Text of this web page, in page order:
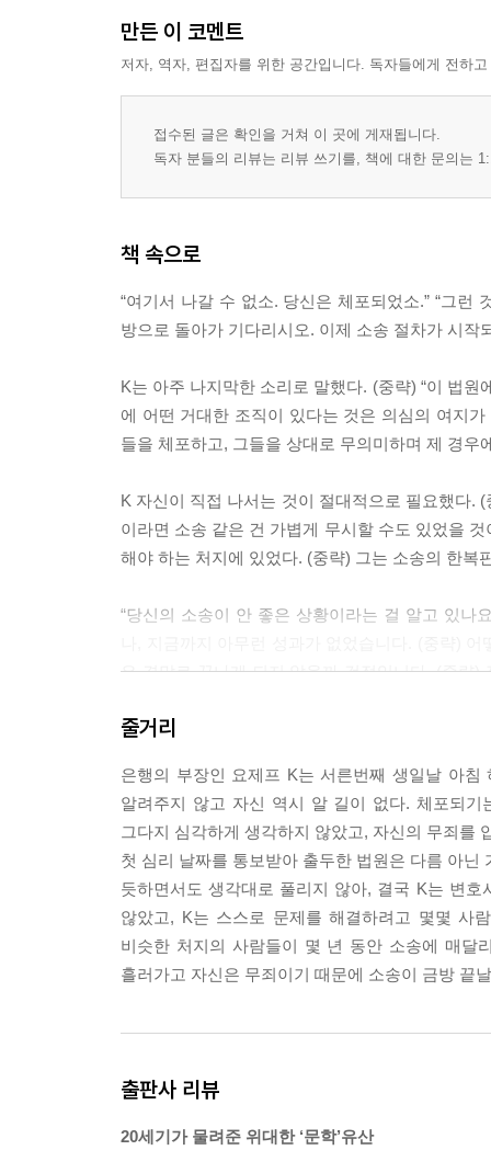
만든 이 코멘트
저자, 역자, 편집자를 위한 공간입니다. 독자들에게 전하
접수된 글은 확인을 거쳐 이 곳에 게재됩니다.
독자 분들의 리뷰는 리뷰 쓰기를, 책에 대한 문의는
책 속으로
“여기서 나갈 수 없소. 당신은 체포되었소.” “그런
방으로 돌아가 기다리시오. 이제 소송 절차가 시작
K는 아주 나지막한 소리로 말했다. (중략) “이 법
에 어떤 거대한 조직이 있다는 것은 의심의 여지
들을 체포하고, 그들을 상대로 무의미하며 제 경우
K 자신이 직접 나서는 것이 절대적으로 필요했다.
이라면 소송 같은 건 가볍게 무시할 수도 있었을
해야 하는 처지에 있었다. (중략) 그는 소송의 한복
“당신의 소송이 안 좋은 상황이라는 걸 알고 있나
은 결말로 끝나게 되지 않을까 걱정입니다. (중략)
줄거리
은행의 부장인 요제프 K는 서른번째 생일날 아
알려주지 않고 자신 역시 알 길이 없다. 체포되
그다지 심각하게 생각하지 않았고, 자신의 무죄를
첫 심리 날짜를 통보받아 출두한 법원은 다름 아
듯하면서도 생각대로 풀리지 않아, 결국 K는 변
않았고, K는 스스로 문제를 해결하려고 몇몇 사
비슷한 처지의 사람들이 몇 년 동안 소송에 매달
흘러가고 자신은 무죄이기 때문에 소송이 금방
출판사 리뷰
20세기가 물려준 위대한 ‘문학’유산